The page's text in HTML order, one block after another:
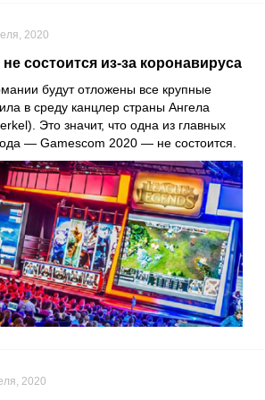
2020
состоится из-за коронавируса
будут отложены все крупные
в среду канцлер страны Ангела
Это значит, что одна из главных
— Gamescom 2020 — не состоится.
2020